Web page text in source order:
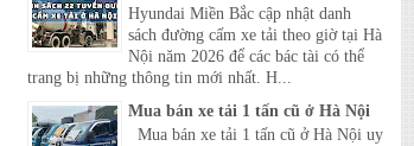
Hyundai Miền Bắc cập nhật danh
sách đường cấm xe tải theo giờ tại Hà
Nội năm 2026 để các bác tài có thể
trang bị những thông tin mới nhất. H...
Mua bán xe tải 1 tấn cũ ở Hà Nội
Mua bán xe tải 1 tấn cũ ở Hà Nội uy